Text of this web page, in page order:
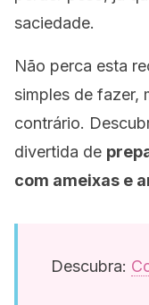
saciedade.
Não perca esta
simples de fazer,
contrário.
divertida de
com ameixas e
Descubra: